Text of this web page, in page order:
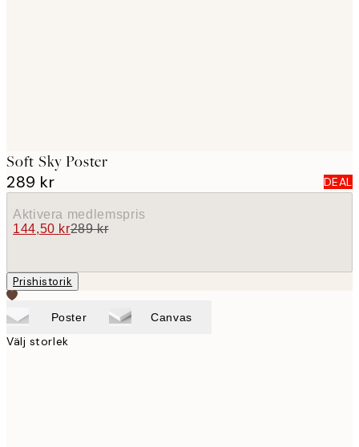
Soft Sky Poster
289 kr DEAL
Aktivera medlemspris
144,50 kr289 kr
Prishistorik
Poster Canvas
Välj storlek